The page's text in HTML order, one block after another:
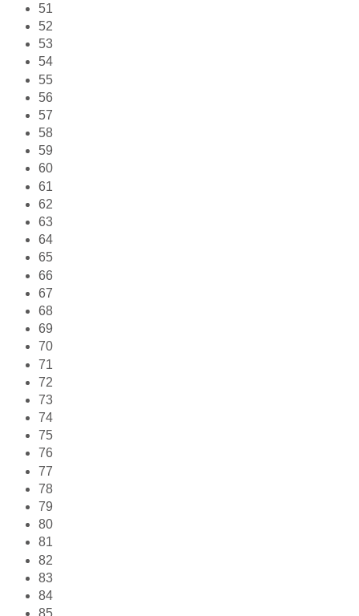
51
52
53
54
55
56
57
58
59
60
61
62
63
64
65
66
67
68
69
70
71
72
73
74
75
76
77
78
79
80
81
82
83
84